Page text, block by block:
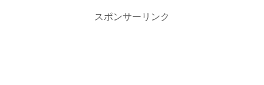
スポンサーリンク